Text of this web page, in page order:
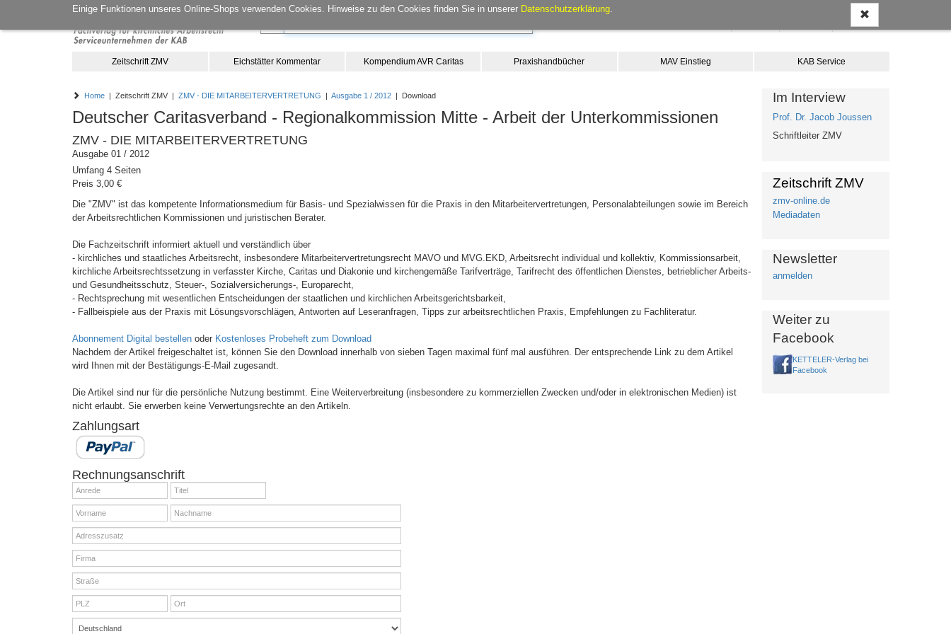
Einige Funktionen unseres Online-Shops verwenden Cookies. Hinweise zu den Cookies finden Sie in unserer Datenschutzerklärung.
Warenkorb
Zeitschrift ZMV Eichstätter Kommentar Kompendium AVR Caritas Praxishandbücher MAV Einstieg KAB Service
Home | Zeitschrift ZMV | ZMV - DIE MITARBEITERVERTRETUNG | Ausgabe 1 / 2012 | Download
Deutscher Caritasverband - Regionalkommission Mitte - Arbeit der Unterkommissionen
ZMV - DIE MITARBEITERVERTRETUNG
Ausgabe 01 / 2012
Umfang 4 Seiten
Preis 3,00 €
Die "ZMV" ist das kompetente Informationsmedium für Basis- und Spezialwissen für die Praxis in den Mitarbeitervertretungen, Personalabteilungen sowie im Bereich
der Arbeitsrechtlichen Kommissionen und juristischen Berater.
Die Fachzeitschrift informiert aktuell und verständlich über
- kirchliches und staatliches Arbeitsrecht, insbesondere Mitarbeitervertretungsrecht MAVO und MVG.EKD, Arbeitsrecht individual und kollektiv, Kommissionsarbeit,
kirchliche Arbeitsrechtssetzung in verfasster Kirche, Caritas und Diakonie und kirchengemäße Tarifverträge, Tarifrecht des öffentlichen Dienstes, betrieblicher Arbeits-
und Gesundheitsschutz, Steuer-, Sozialversicherungs-, Europarecht,
- Rechtsprechung mit wesentlichen Entscheidungen der staatlichen und kirchlichen Arbeitsgerichtsbarkeit,
- Fallbeispiele aus der Praxis mit Lösungsvorschlägen, Antworten auf Leseranfragen, Tipps zur arbeitsrechtlichen Praxis, Empfehlungen zu Fachliteratur.
Abonnement Digital bestellen oder Kostenloses Probeheft zum Download
Nachdem der Artikel freigeschaltet ist, können Sie den Download innerhalb von sieben Tagen maximal fünf mal ausführen. Der entsprechende Link zu dem Artikel
wird Ihnen mit der Bestätigungs-E-Mail zugesandt.
Die Artikel sind nur für die persönliche Nutzung bestimmt. Eine Weiterverbreitung (insbesondere zu kommerziellen Zwecken und/oder in elektronischen Medien) ist
nicht erlaubt. Sie erwerben keine Verwertungsrechte an den Artikeln.
Zahlungsart
Rechnungsanschrift
Im Interview
Prof. Dr. Jacob Joussen
Schriftleiter ZMV
Zeitschrift ZMV
zmv-online.de
Mediadaten
Newsletter
anmelden
Weiter zu
Facebook
KETTELER-Verlag bei
Facebook